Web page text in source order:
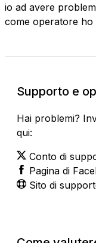
io ad avere
come operatore ho
Supporto e
Hai problemi?
qui:
Conto di
Pagina di
Sito di